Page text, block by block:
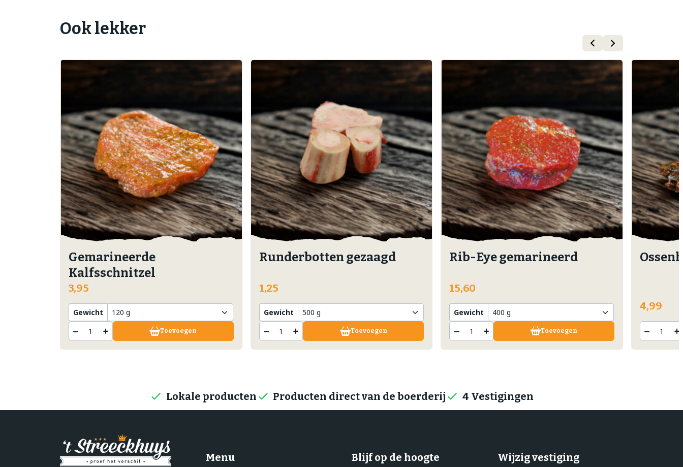
Ook lekker
Gemarineerde
Kalfsschnitzel
3,95
Gewicht
Toevoegen
Runderbotten gezaagd
1,25
Gewicht
Toevoegen
Rib-Eye gemarineerd
15,60
Gewicht
Toevoegen
4,99
Lokale producten Producten direct van de boerderij 4 Vestigingen
Menu Blijf op de hoogte Wijzig vestiging